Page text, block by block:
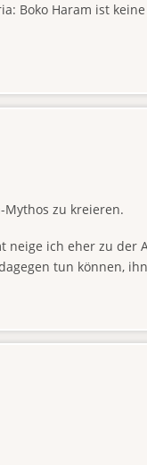
Boko Haram ist
zu kreieren.
ich eher zu der
tun können,